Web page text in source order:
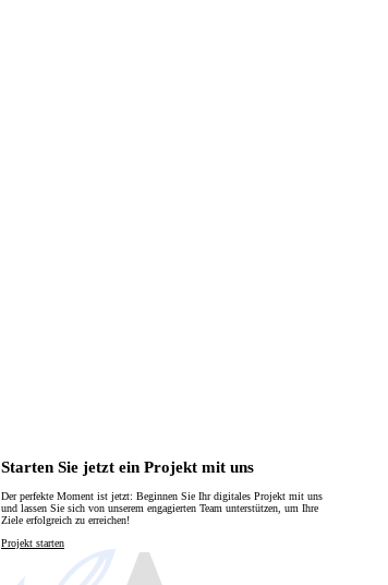
Starten Sie jetzt ein Projekt mit uns
Der perfekte Moment ist jetzt: Beginnen Sie Ihr digitales Projekt mit uns
und lassen Sie sich von unserem engagierten Team unterstützen, um Ihre
Ziele erfolgreich zu erreichen!
Projekt starten